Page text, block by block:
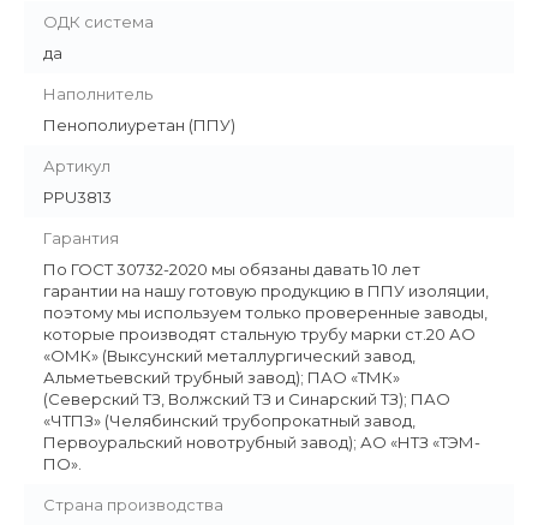
ОДК система
да
Наполнитель
Пенополиуретан (ППУ)
Артикул
PPU3813
Гарантия
По ГОСТ 30732-2020 мы обязаны давать 10 лет
гарантии на нашу готовую продукцию в ППУ изоляции,
поэтому мы используем только проверенные заводы,
которые производят стальную трубу марки ст.20 АО
«ОМК» (Выксунский металлургический завод,
Альметьевский трубный завод); ПАО «ТМК»
(Северский ТЗ, Волжский ТЗ и Синарский ТЗ); ПАО
«ЧТПЗ» (Челябинский трубопрокатный завод,
Первоуральский новотрубный завод); АО «НТЗ «ТЭМ-
ПО».
Страна производства